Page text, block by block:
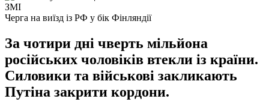
Черга на виїзд із РФ у бік Фінляндії
За чотири дні чверть мільйона
російських чоловіків втекли із країни.
Силовики та військові закликають
Путіна закрити кордони.